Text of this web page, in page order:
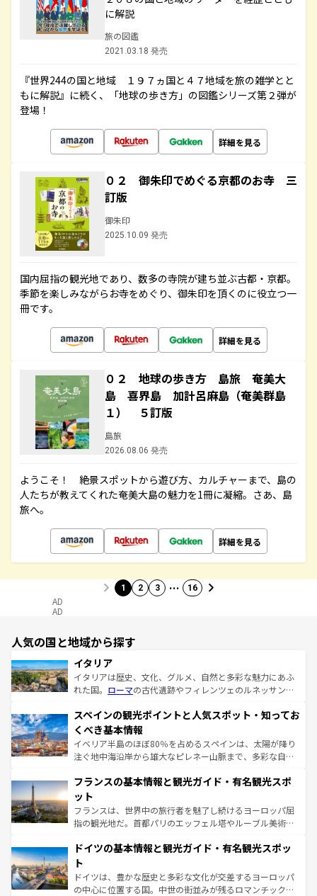
に解説
旅の図鑑
2021.03.18 発売
『世界244の国と地域 １９７ヵ国と４７地域を旅の雑学とと
もに解説』に続く、「地球の歩き方」の図鑑シリーズ第２弾が
登場！
詳細を見る
０２ 御朱印でめぐる京都のお寺 三
訂版
御朱印
2025.10.09 発売
国内屈指の観光地であり、数多の寺院が建ち並ぶ古都・京都。
季節を楽しみながらお寺をめぐり、御朱印を頂くのに役立つ一
冊です。
詳細を見る
０２ 地球の歩き方 島旅 奄美大
島 喜界島 加計呂麻島（奄美群島
１） ５訂版
島旅
2026.08.06 発売
ようこそ！ 絶景スポットから遊び方、カルチャーまで、島の
人たちが教えてくれた奄美大島の魅力を1冊に凝縮。さあ、島
旅へ。
詳細を見る
1 2 3 … 16
AD
AD
人気の国と地域から探す
イタリア
イタリアは歴史、文化、グルメ、自然と多彩な魅力にあふ
れた国。 ローマの古代遺跡やフィレンツェのルネッサンス
ろん、トスカーナの美しい田園風景やアマルフィ海岸の絶
景など、自然景観も見逃せない。観光の合間には、本場の
ピザやパスタなど、絶品のイタリア料理を堪能することも
できる。朝目覚めてから夜眠るまで、すべての瞬間を楽し
なお、新着のイタリア情報はコンテンツ一覧を参照してほ
しい。
スペインの観光ポイントと人気スポット・知ってお
くべき基本情報
イベリア半島のほぼ80％を占めるスペインは、太陽が降り
注ぐ地中海沿岸から雄大なピレネー山脈まで、多彩な自然
文化が根付くこの国では、情熱的なフラメンコ、熱気あふ
れる闘牛、そして美味しいタパスが生活の一部となってい
る。首都マドリードの洗練された雰囲気や、バルセロナの
アートに溢れた街角から、地方では古代ローマ遺跡や中世
せる。地方によって風土や気候が異なるスペインはその個
ンテンツ一覧 を参照してほしい。
フランスの基本情報と観光ガイド・有名観光スポ
ット
フランスは、世界中の旅行者を魅了し続けるヨーロッパ屈
指の観光地だ。首都パリのエッフェル塔やルーブル美術館
で、幅広い魅力が詰まっている。華麗な宮殿、歴史的な大
聖堂、美しいビーチ、そして豊かな自然が、訪れる者を心
から魅了する。また、フランスは美食の国としても知ら
れ、フランス料理はユネスコ無形文化遺産にも登録されて
ドイツの基本情報と観光ガイド・有名観光スポッ
ト
ドイツは、豊かな歴史と多彩な文化が交差するヨーロッパ
の中心に位置する国。中世の街並みが残るロマンチック街